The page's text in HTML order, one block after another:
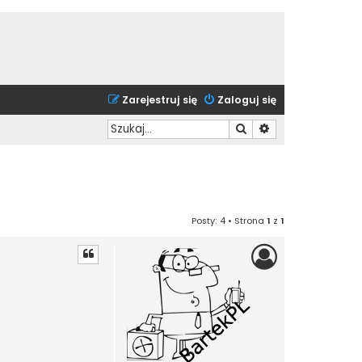
Zaloguj się
Zarejestruj się
Szukaj
Posty: 4 • Strona 1 z 1